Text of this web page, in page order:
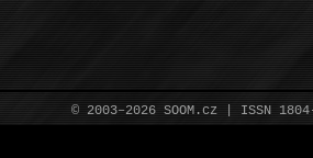
© 2003–2026 SOOM.cz | ISSN